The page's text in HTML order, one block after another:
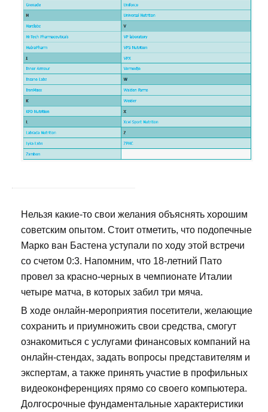
Нельзя какие-то свои желания объяснять хорошим
советским опытом. Стоит отметить, что подопечные
Марко ван Бастена уступали по ходу этой встречи
со счетом 0:3. Напомним, что 18-летний Пато
провел за красно-черных в чемпионате Италии
четыре матча, в которых забил три мяча.
В ходе онлайн-мероприятия посетители, желающие
сохранить и приумножить свои средства, смогут
ознакомиться с услугами финансовых компаний на
онлайн-стендах, задать вопросы представителям и
экспертам, а также принять участие в профильных
видеоконференциях прямо со своего компьютера.
Долгосрочные фундаментальные характеристики